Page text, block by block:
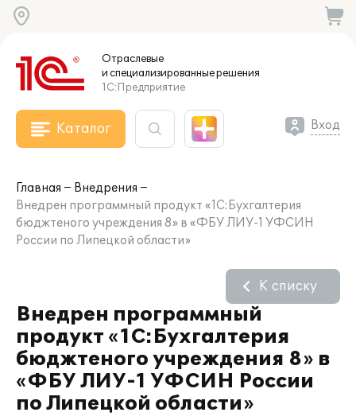
Отраслевые
и специализированныерешения
1С:Предприятие
Каталог Вход
Главная
Внедрения
Внедрен программный продукт «1С:Бухгалтерия
бюджтеного учреждения 8» в «ФБУ ЛИУ-1 УФСИН
России по Липецкой области»
Внедрен программный
продукт «1С:Бухгалтерия
бюджтеного учреждения 8» в
«ФБУ ЛИУ-1 УФСИН России
по Липецкой области»
К списку